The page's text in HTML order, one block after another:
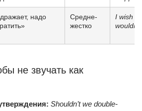
надо
Средне-
жестко
I wish
не звучать как
Shouldn’t we double-